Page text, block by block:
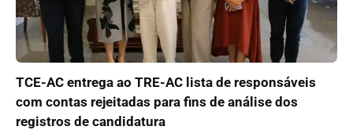
TCE-AC entrega ao TRE-AC lista de responsáveis
com contas rejeitadas para fins de análise dos
registros de candidatura